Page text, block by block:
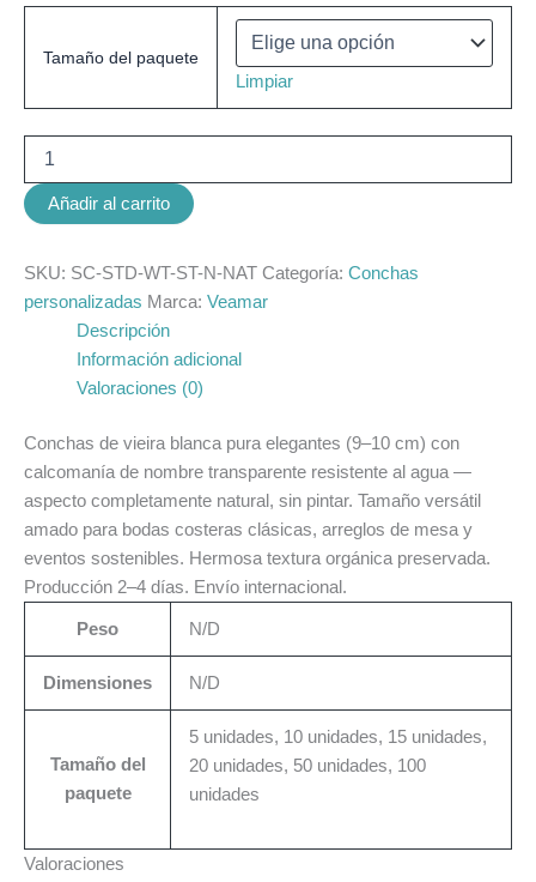
Tamaño del paquete
Limpiar
Añadir al carrito
SKU: SC-STD-WT-ST-N-NAT Categoría: Conchas
personalizadas Marca: Veamar
Descripción
Información adicional
Valoraciones (0)
Conchas de vieira blanca pura elegantes (9–10 cm) con
calcomanía de nombre transparente resistente al agua —
aspecto completamente natural, sin pintar. Tamaño versátil
amado para bodas costeras clásicas, arreglos de mesa y
eventos sostenibles. Hermosa textura orgánica preservada.
Producción 2–4 días. Envío internacional.
Peso N/D
Dimensiones N/D
Tamaño del
paquete
5 unidades, 10 unidades, 15 unidades,
20 unidades, 50 unidades, 100
unidades
Valoraciones